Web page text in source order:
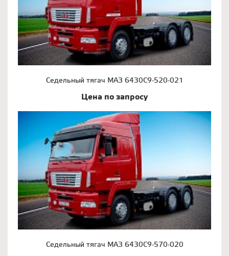
Седельный тягач МАЗ 6430С9-520-021
Цена по запросу
Седельный тягач МАЗ 6430С9-570-020